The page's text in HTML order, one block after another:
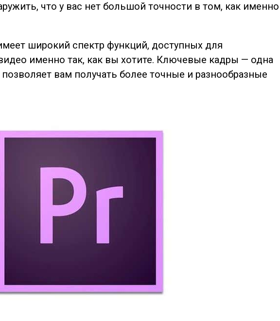
что у вас нет большой точности в том, как именно
широкий спектр функций, доступных для
именно так, как вы хотите. Ключевые кадры — одна
позволяет вам получать более точные и разнообразные